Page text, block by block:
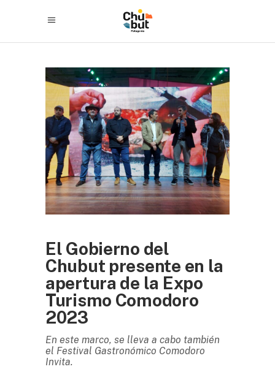
El Gobierno del
Chubut presente en la
apertura de la Expo
Turismo Comodoro
2023
En este marco, se lleva a cabo también
el Festival Gastronómico Comodoro
Invita.